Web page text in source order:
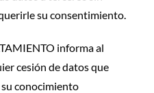
su consentimiento.
informa al
cesión de datos que
su conocimiento